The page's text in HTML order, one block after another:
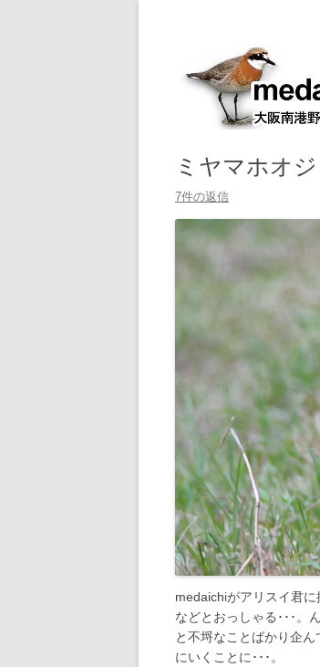
ミヤマホオ
7件の返信
medaichiがアリスイ君
などとおっしゃる･･･。
と不埒なことばかり企
にいくことに･･･。